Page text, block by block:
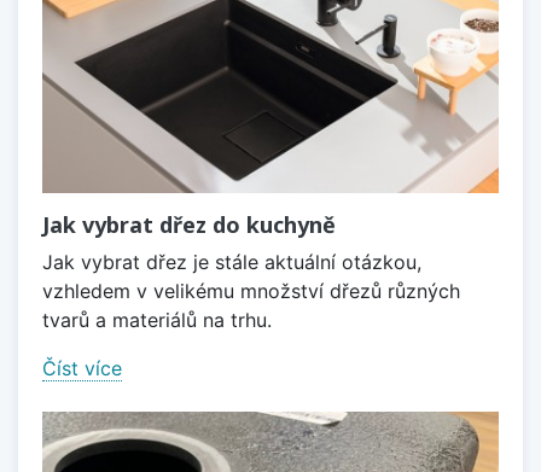
Jak vybrat dřez do kuchyně
Jak vybrat dřez je stále aktuální otázkou,
vzhledem v velikému množství dřezů různých
tvarů a materiálů na trhu.
Číst více